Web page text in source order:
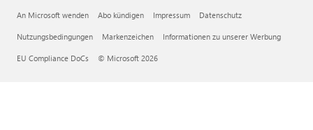
An Microsoft wenden Abo kündigen Impressum Datenschutz
Nutzungsbedingungen Markenzeichen Informationen zu unserer Werbung
EU Compliance DoCs © Microsoft 2026